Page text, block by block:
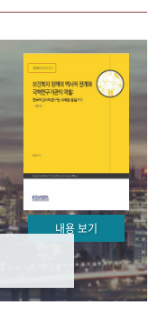
내용 보기